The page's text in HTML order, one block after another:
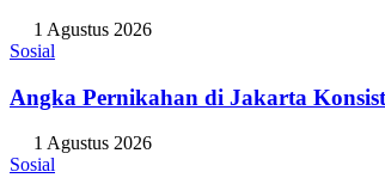
1 Agustus 2026
Sosial
Angka Pernikahan di Jakarta
1 Agustus 2026
Sosial